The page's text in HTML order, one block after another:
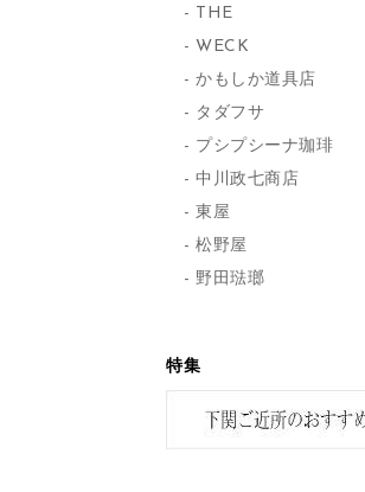
THE
WECK
かもしか道具店
タダフサ
プシプシーナ珈琲
中川政七商店
東屋
松野屋
野田琺瑯
特集